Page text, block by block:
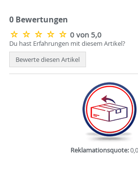
0 Bewertungen
0 von 5,0
Du hast Erfahrungen mit diesem Artikel?
Bewerte diesen Artikel
Reklamationsquote: